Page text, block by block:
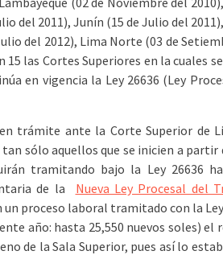
del 2011), Junín (15 de Julio del
del 2012), Lima Norte (03 de
las Cortes Superiores en la cuales
en vigencia la Ley 26636 (Ley
trámite ante la Corte Superior de
sólo aquellos que se inicien a partir
tramitando bajo la Ley 26636
de la Nueva Ley Procesal del
proceso laboral tramitado con la
año: hasta 25,550 nuevos soles) el
de la Sala Superior, pues así lo